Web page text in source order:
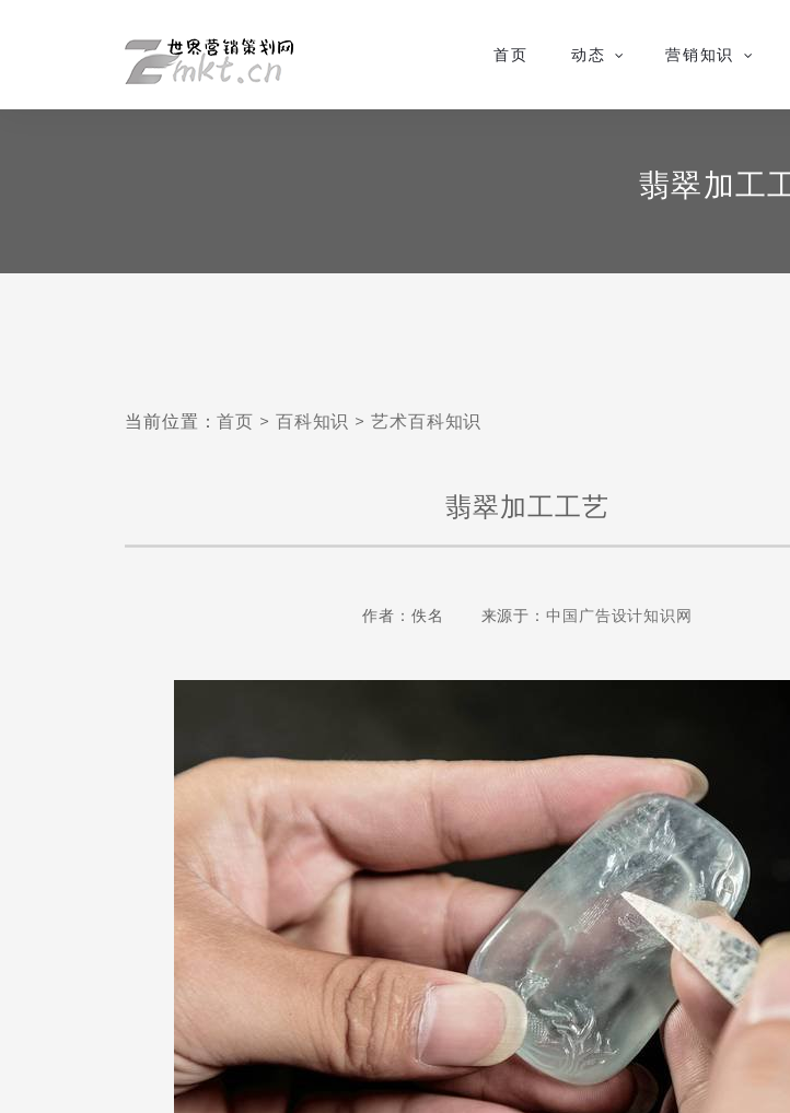
首页 动态 营销知识
翡翠加工
当前位置：首页 > 百科知识 > 艺术百科知识
翡翠加工工艺
作者：佚名 来源于：中国广告设计知识网